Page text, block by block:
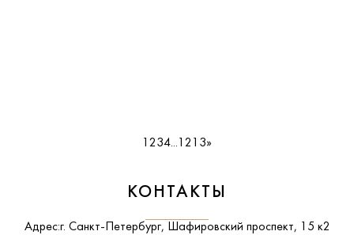
234... 12 13»
КОНТАКТЫ
Адрес:г. Санкт-Петербург, Шафировский проспект, 15 к2